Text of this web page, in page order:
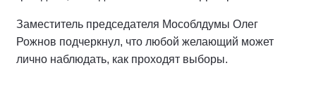
Заместитель председателя Мособлдумы Олег
Рожнов подчеркнул, что любой желающий может
лично наблюдать, как проходят выборы.